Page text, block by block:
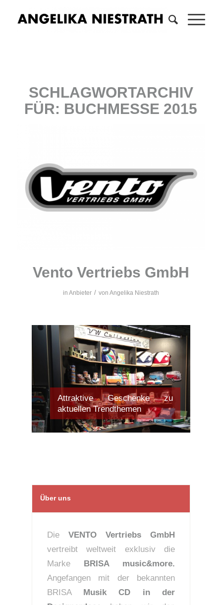
SCHLAGWORTARCHIV
FÜR: BUCHMESSE 2015
Vento Vertriebs GmbH
in Anbieter / von Angelika Niestrath
Attraktive Geschenke zu
aktuellen Trendthemen
Über uns
DieVENTO Vertriebs GmbH
vertreibt weltweit exklusiv die
Marke BRISA music&more.
Angefangen mit der bekannten
BRISA Musik CD in der